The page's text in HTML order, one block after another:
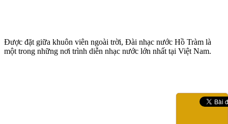
Được đặt giữa khuôn viên ngoài trời, Đài nhạc nước Hồ Tràm là
một trong những nơi trình diễn nhạc nước lớn nhất tại Việt Nam.